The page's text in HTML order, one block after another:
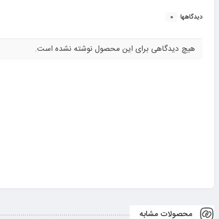
دیدگاهها 0
هیچ دیدگاهی برای این محصول نوشته نشده است.
محصولات مشابه